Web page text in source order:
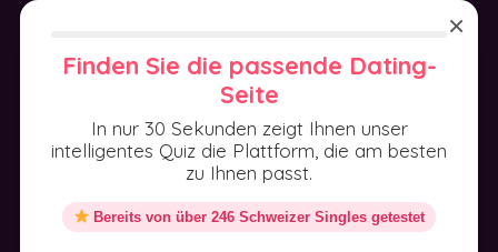
×
Finden Sie die passende Dating-
Seite
In nur 30 Sekunden zeigt Ihnen unser
intelligentes Quiz die Plattform, die am besten
zu Ihnen passt.
Bereits von über 246 Schweizer Singles getestet
Aller
contenu